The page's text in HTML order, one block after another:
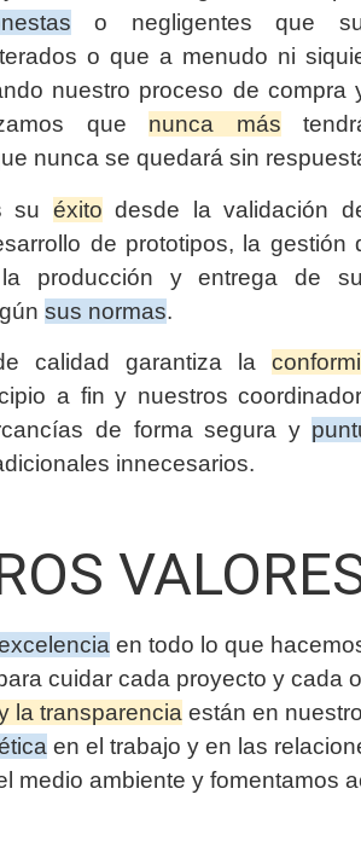
o negligentes que
o que a menudo ni
nuestro proceso de compra
que nunca más
nunca se quedará sin
su éxito desde la validación
de prototipos, la gestión
producción y entrega de
sus normas.
calidad garantiza la
a fin y nuestros
de forma segura y
innecesarios.
en todo lo que
cuidar cada proyecto y cada
la transparencia están en
en el trabajo y en las
medio ambiente y fomentamos